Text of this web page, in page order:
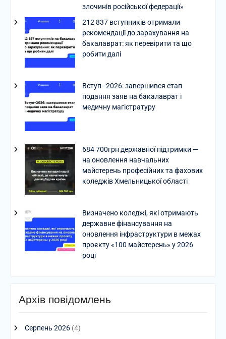
злочинів російської федерації»
212 837 вступників отримали
рекомендації до зарахування на
бакалаврат: як перевірити та що
робити далі
Вступ–2026: завершився етап
подання заяв на бакалаврат і
медичну магістратуру
684 700грн державної підтримки —
на оновлення навчальних
майстерень професійних та фахових
коледжів Хмельницької області
Визначено коледжі, які отримають
державне фінансування на
оновлення інфраструктури в межах
проєкту «100 майстерень» у 2026
році
Архів повідомлень
Серпень 2026(4)